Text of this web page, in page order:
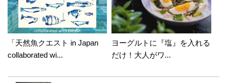
「天然魚クエスト in Japan
collaborated wi...
ヨーグルトに『塩』を入れる
だけ！大人がワ...